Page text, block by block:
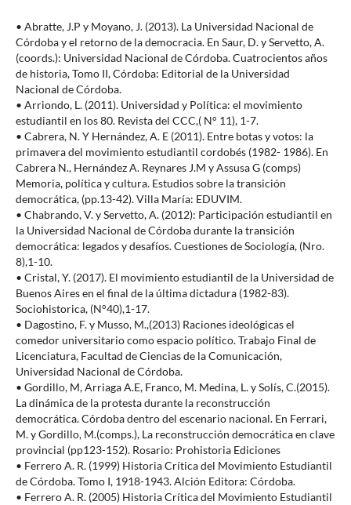
• Abratte, J.P y Moyano, J. (2013). La Universidad Nacional de
Córdoba y el retorno de la democracia. En Saur, D. y Servetto, A.
(coords.): Universidad Nacional de Córdoba. Cuatrocientos años
de historia, Tomo II, Córdoba: Editorial de la Universidad
Nacional de Córdoba.
• Arriondo, L. (2011). Universidad y Política: el movimiento
estudiantil en los 80. Revista del CCC,( N° 11), 1-7.
• Cabrera, N. Y Hernández, A. E (2011). Entre botas y votos: la
primavera del movimiento estudiantil cordobés (1982- 1986). En
Cabrera N., Hernández A. Reynares J.M y Assusa G (comps)
Memoria, política y cultura. Estudios sobre la transición
democrática, (pp.13-42). Villa María: EDUVIM.
• Chabrando, V. y Servetto, A. (2012): Participación estudiantil en
la Universidad Nacional de Córdoba durante la transición
democrática: legados y desafíos. Cuestiones de Sociología, (Nro.
8),1-10.
• Cristal, Y. (2017). El movimiento estudiantil de la Universidad de
Buenos Aires en el final de la última dictadura (1982-83).
Sociohistorica, (N°40),1-17.
• Dagostino, F. y Musso, M.,(2013) Raciones ideológicas el
comedor universitario como espacio político. Trabajo Final de
Licenciatura, Facultad de Ciencias de la Comunicación,
Universidad Nacional de Córdoba.
• Gordillo, M, Arriaga A.E, Franco, M. Medina, L. y Solís, C.(2015).
La dinámica de la protesta durante la reconstrucción
democrática. Córdoba dentro del escenario nacional. En Ferrari,
M. y Gordillo, M.(comps.), La reconstrucción democrática en clave
provincial (pp123-152). Rosario: Prohistoria Ediciones
• Ferrero A. R. (1999) Historia Crítica del Movimiento Estudiantil
de Córdoba. Tomo I, 1918-1943. Alción Editora: Córdoba.
• Ferrero A. R. (2005) Historia Crítica del Movimiento Estudiantil